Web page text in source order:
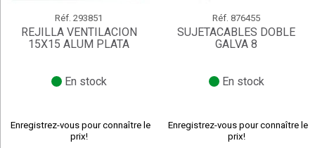
Réf. 293851
REJILLA VENTILACION
15X15 ALUM PLATA
En stock
Enregistrez-vous pour connaître le
prix!
Réf. 876455
SUJETACABLES DOBLE
GALVA 8
En stock
Enregistrez-vous pour connaître le
prix!